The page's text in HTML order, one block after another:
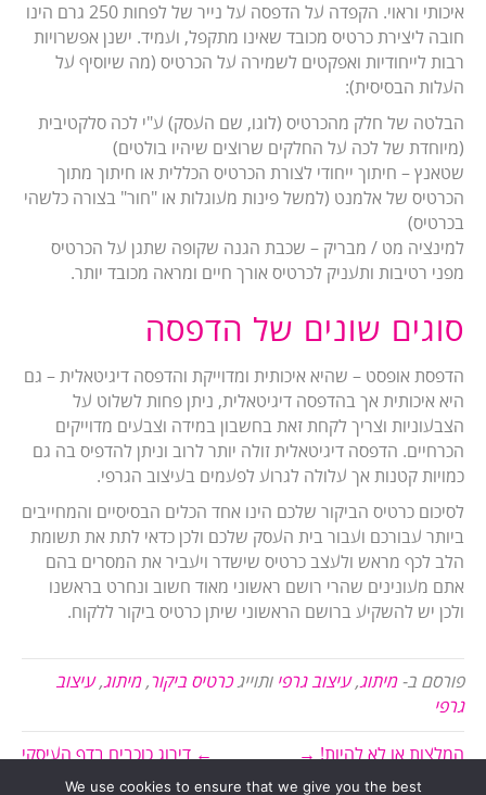
איכותי וראוי. הקפדה על הדפסה על נייר של לפחות 250 גרם הינו
חובה ליצירת כרטיס מכובד שאינו מתקפל, ועמיד. ישנן אפשרויות
רבות לייחודיות ואפקטים לשמירה על הכרטיס (מה שיוסיף על
העלות הבסיסית):
הבלטה של חלק מהכרטיס (לוגו, שם העסק) ע"י לכה סלקטיבית
(מיוחדת של לכה על החלקים שרוצים שיהיו בולטים)
שטאנץ – חיתוך ייחודי לצורת הכרטיס הכללית או חיתוך מתוך
הכרטיס של אלמנט (למשל פינות מעוגלות או "חור" בצורה כלשהי
בכרטיס)
למינציה מט / מבריק – שכבת הגנה שקופה שתגן על הכרטיס
מפני רטיבות ותעניק לכרטיס אורך חיים ומראה מכובד יותר.
סוגים שונים של הדפסה
הדפסת אופסט – שהיא איכותית ומדוייקת והדפסה דיגיטאלית – גם
היא איכותית אך בהדפסה דיגיטאלית, ניתן פחות לשלוט על
הצבעוניות וצריך לקחת זאת בחשבון במידה וצבעים מדוייקים
הכרחיים. הדפסה דיגיטאלית זולה יותר לרוב וניתן להדפיס בה גם
כמויות קטנות אך עלולה לגרוע לפעמים בעיצוב הגרפי.
לסיכום כרטיס הביקור שלכם הינו אחד הכלים הבסיסיים והמחייבים
ביותר עבורכם ועבור בית העסק שלכם ולכן כדאי לתת את תשומת
הלב לכף מראש ולעצב כרטיס שישדר ויעביר את המסרים בהם
אתם מעונינים שהרי רושם ראשוני מאוד חשוב ונחרט בראשנו
ולכן יש להשקיע ברושם הראשוני שיתן כרטיס ביקור ללקוח.
פורסם ב-מיתוג,עיצוב גרפי ותוייגכרטיס ביקור,מיתוג,עיצוב
גרפי
← דירוג כוכבים בדף העיסקי המלצות או לא להיות! →
We use cookies to ensure that we give you the best